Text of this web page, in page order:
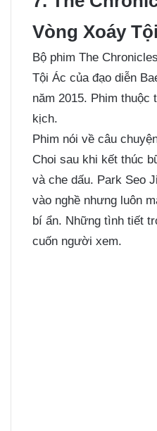
Vòng Xoáy
Bộ phim The
Tội Ác của đạo diễn
năm 2015. Phim thuộc
kịch.
Phim nói về câu
Choi sau khi kết thúc
và che dấu. Park Seo
vào nghề nhưng luôn
bí ẩn. Những tình tiết
cuốn người xem.